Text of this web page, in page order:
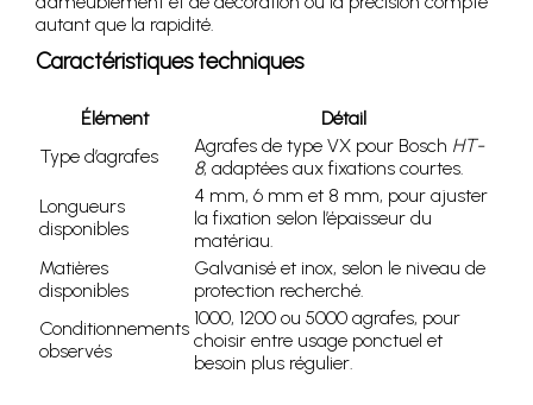
autant que la rapidité.
Caractéristiques techniques
Élément
Détail
Type d’agrafes
Agrafes de type VX pour Bosch HT-
8, adaptées aux fixations courtes.
Longueurs
disponibles
4 mm, 6 mm et 8 mm, pour ajuster
la fixation selon l’épaisseur du
matériau.
Matières
disponibles
Galvanisé et inox, selon le niveau de
protection recherché.
Conditionnements
observés
1000, 1200 ou 5000 agrafes, pour
choisir entre usage ponctuel et
besoin plus régulier.